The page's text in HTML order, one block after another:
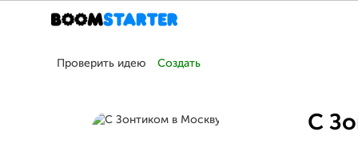
Проверить идею Создать
С